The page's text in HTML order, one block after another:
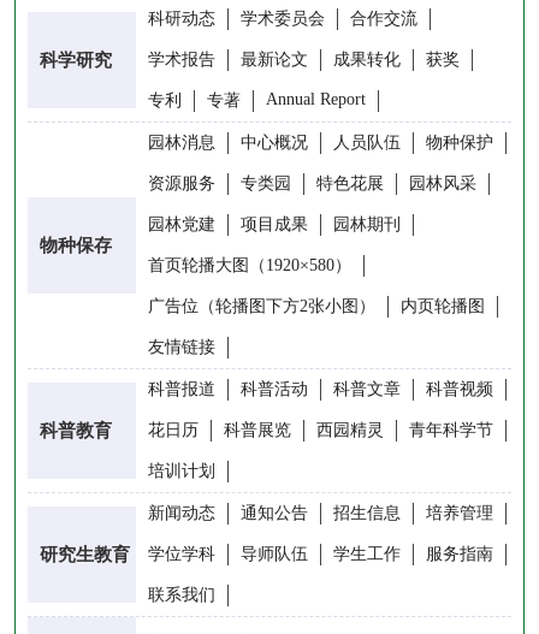
科学研究
科研动态 学术委员会 合作交流
学术报告 最新论文 成果转化 获奖
专利 专著 Annual Report
物种保存
园林消息 中心概况 人员队伍 物种保护
资源服务 专类园 特色花展 园林风采
园林党建 项目成果 园林期刊
首页轮播大图（1920×580）
广告位（轮播图下方2张小图） 内页轮播图
友情链接
科普教育
科普报道 科普活动 科普文章 科普视频
花日历 科普展览 西园精灵 青年科学节
培训计划
研究生教育
新闻动态 通知公告 招生信息 培养管理
学位学科 导师队伍 学生工作 服务指南
联系我们